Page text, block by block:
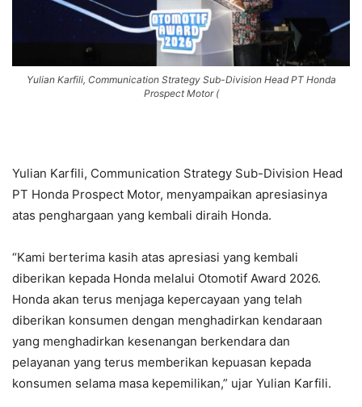
Yulian Karfili, Communication Strategy Sub-Division Head PT Honda
Prospect Motor (
Yulian Karfili, Communication Strategy Sub-Division Head
PT Honda Prospect Motor, menyampaikan apresiasinya
atas penghargaan yang kembali diraih Honda.
“Kami berterima kasih atas apresiasi yang kembali
diberikan kepada Honda melalui Otomotif Award 2026.
Honda akan terus menjaga kepercayaan yang telah
diberikan konsumen dengan menghadirkan kendaraan
yang menghadirkan kesenangan berkendara dan
pelayanan yang terus memberikan kepuasan kepada
konsumen selama masa kepemilikan,” ujar Yulian Karfili.